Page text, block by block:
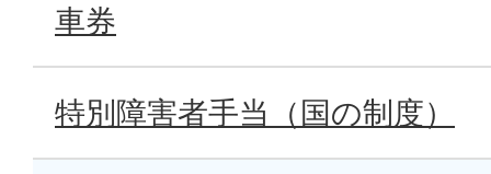
車券
特別障害者手当（国の制度）